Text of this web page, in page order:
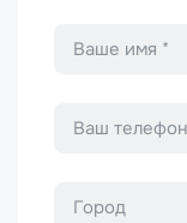
Имя
Телефон
Город